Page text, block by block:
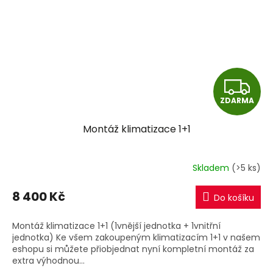
Z
D
R
M
A
ZDARMA
Montáž klimatizace 1+1
Skladem (>5 ks)
8 400 Kč Do košíku
Montáž klimatizace 1+1 (1vnější jednotka + 1vnitřní
jednotka) Ke všem zakoupeným klimatizacím 1+1 v našem
eshopu si můžete přiobjednat nyní kompletní montáž za
extra výhodnou...